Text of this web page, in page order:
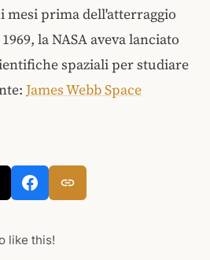
mesi prima dell'atterraggio
la NASA aveva lanciato
spaziali per studiare
James Webb Space
like this!